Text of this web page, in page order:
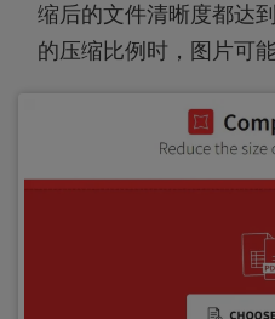
缩后的文件清晰度都达
的压缩比例时，图片可能